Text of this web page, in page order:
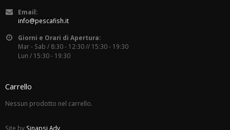
Email:
info@pescafish.it
Giorni e Orari di Apertura:
Mar - Sab / 8:30 - 12:30 // 15:30 - 19:30
Lun / 15:30 - 19:30
Carrello
Nessun prodotto nel carrello.
Site by Sinapsi Adv